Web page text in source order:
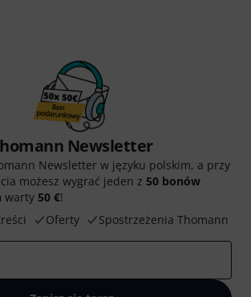
Newsletter
Newsletter w języku polskim, a przy
możesz wygrać jeden z 50 bonów
warty 50 €!
Oferty Spostrzeżenia Thomann